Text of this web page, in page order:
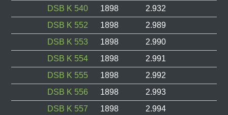
DSB K 540
1898
2.932
DSB K 552
1898
2.989
DSB K 553
1898
2.990
DSB K 554
1898
2.991
DSB K 555
1898
2.992
DSB K 556
1898
2.993
DSB K 557
1898
2.994